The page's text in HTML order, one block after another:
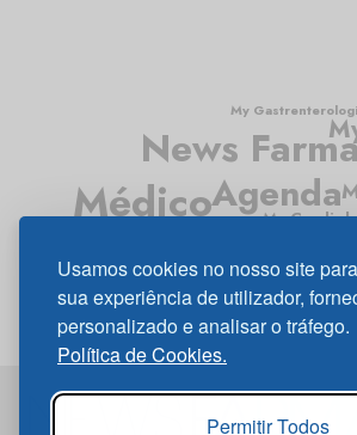
Usamos cookies no nosso site
sua experiência de utilizador,
personalizado e analisar o tráfego.
Política de Cookies.
Permitir Todos
Agenda
News
Médico My
My
My Pneumologia